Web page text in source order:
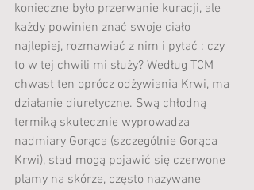
konieczne było przerwanie kuracji, ale
każdy powinien znać swoje ciało
najlepiej, rozmawiać z nim i pytać : czy
to w tej chwili mi służy? Według TCM
chwast ten oprócz odżywiania Krwi, ma
działanie diuretyczne. Swą chłodną
termiką skutecznie wyprowadza
nadmiary Gorąca (szczególnie Gorąca
Krwi), stad mogą pojawić się czerwone
plamy na skórze, często nazywane